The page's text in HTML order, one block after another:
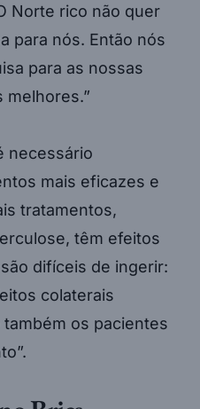
Norte rico não quer
para nós. Então nós
para as nossas
melhores.”
necessário
mais eficazes e
tratamentos,
têm efeitos
difíceis de ingerir:
colaterais
os pacientes